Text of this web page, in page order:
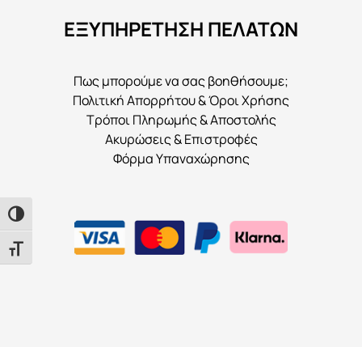
Εναλλαγή Υψηλής Αντίθεσης
Εναλλαγή Μεγέθους Γραμμάτων
ΕΞΥΠΗΡΕΤΗΣΗ ΠΕΛΑΤΩΝ
Πως μπορούμε να σας βοηθήσουμε;
Πολιτική Απορρήτου & Όροι Χρήσης
Τρόποι Πληρωμής & Αποστολής
Ακυρώσεις & Επιστροφές
Φόρμα Υπαναχώρησης